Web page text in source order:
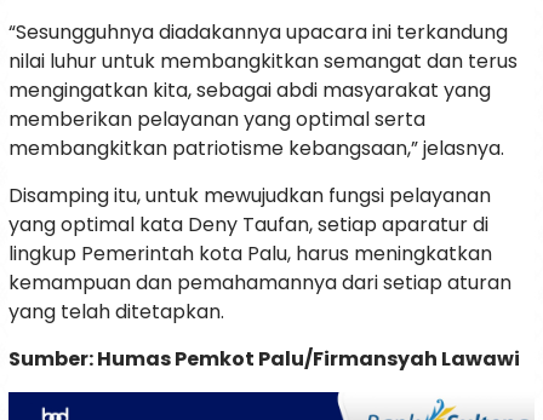
“Sesungguhnya diadakannya upacara ini terkandung
nilai luhur untuk membangkitkan semangat dan terus
mengingatkan kita, sebagai abdi masyarakat yang
memberikan pelayanan yang optimal serta
membangkitkan patriotisme kebangsaan,” jelasnya.
Disamping itu, untuk mewujudkan fungsi pelayanan
yang optimal kata Deny Taufan, setiap aparatur di
lingkup Pemerintah kota Palu, harus meningkatkan
kemampuan dan pemahamannya dari setiap aturan
yang telah ditetapkan.
Sumber: Humas Pemkot Palu/Firmansyah Lawawi